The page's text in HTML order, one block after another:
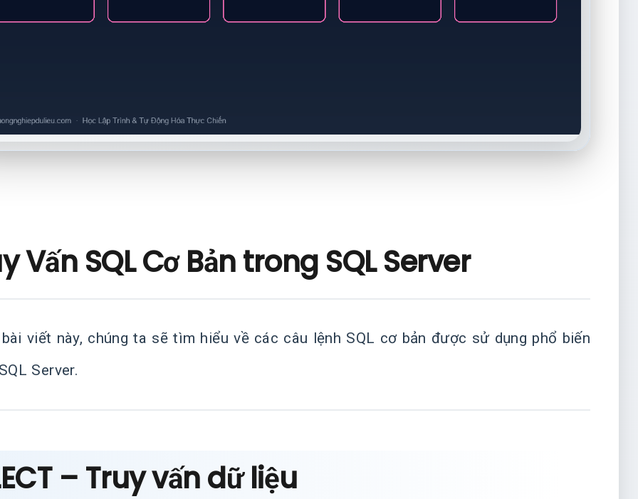
Vấn SQL Cơ Bản trong SQL Server
viết này, chúng ta sẽ tìm hiểu về các câu lệnh SQL cơ bản được sử dụng phổ biến
Server.
– Truy vấn dữ liệu